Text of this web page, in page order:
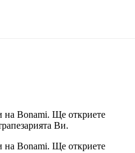
на Bonami. Ще откриете
Ви.
на Bonami. Ще откриете